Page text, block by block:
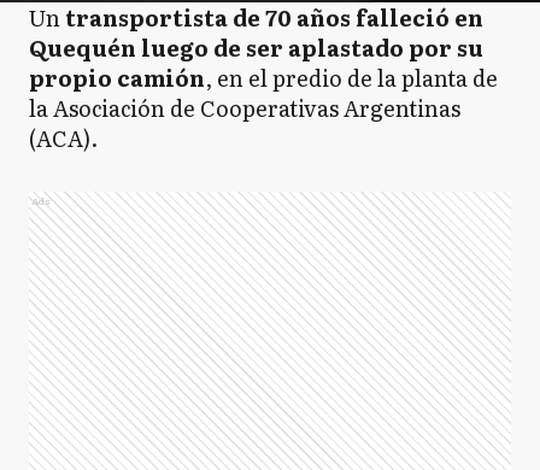
Untransportista de 70 años falleció en
Quequén luego de ser aplastado por su
propio camión, en el predio de la planta de
la Asociación de Cooperativas Argentinas
(ACA).
Ads